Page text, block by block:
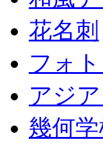
花名刺
フォ
アジ
幾何